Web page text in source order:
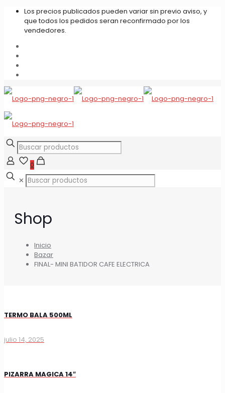
Los precios publicados pueden variar sin previo aviso, y
que todos los pedidos seran reconfirmado por los
vendedores.
0
✕
Shop
Inicio
Bazar
FINAL- MINI BATIDOR CAFE ELECTRICA
TERMO BALA 500ML
julio 14, 2025
PIZARRA MAGICA 14″